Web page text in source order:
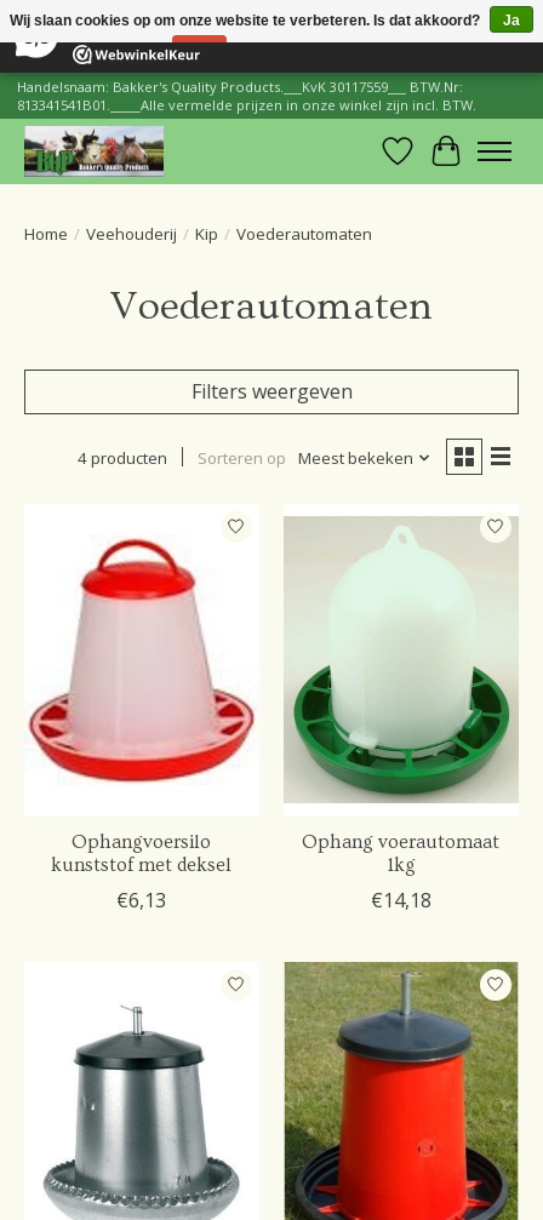
206 Reviews ×
Handelsnaam: Bakker's Quality Products.___KvK 30117559___ BTW.Nr:
813341541B01._____Alle vermelde prijzen in onze winkel zijn incl. BTW.
Verlanglijst
Home / Veehouderij / Kip / Voederautomaten
Voederautomaten
Filters weergeven
4 producten Sorteren op Meest bekeken
Ophangvoersilo
kunststof met deksel
€6,13
Ophang voerautomaat
1kg
€14,18
Wij slaan cookies op om onze website te verbeteren. Is dat akkoord?
Ja
Nee